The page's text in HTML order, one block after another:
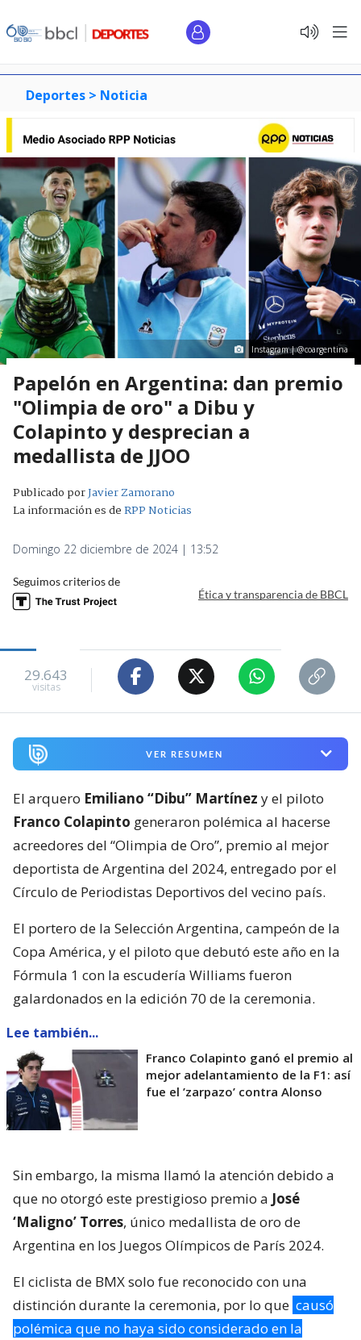
Deportes > Noticia
Instagram | @coargentina
Papelón en Argentina: dan premio
"Olimpia de oro" a Dibu y
Colapinto y desprecian a
medallista de JJOO
Publicado porJavier Zamorano
La información es deRPP Noticias
Domingo 22 diciembre de 2024 | 13:52
Seguimos criterios de
Ética y transparencia de BBCL
29.643
visitas
VER RESUMEN
El arquero Emiliano “Dibu” Martínez y el piloto
Franco Colapinto generaron polémica al hacerse
acreedores del “Olimpia de Oro”, premio al mejor
deportista de Argentina del 2024, entregado por el
Círculo de Periodistas Deportivos del vecino país.
El portero de la Selección Argentina, campeón de la
Copa América, y el piloto que debutó este año en la
Fórmula 1 con la escudería Williams fueron
galardonados en la edición 70 de la ceremonia.
Lee también...
Franco Colapinto ganó el premio al
mejor adelantamiento de la F1: así
fue el ’zarpazo’ contra Alonso
Sin embargo, la misma llamó la atención debido a
que no otorgó este prestigioso premio a José
‘Maligno’ Torres, único medallista de oro de
Argentina en los Juegos Olímpicos de París 2024.
El ciclista de BMX solo fue reconocido con una
distinción durante la ceremonia, por lo que causó
polémica que no haya sido considerado en la